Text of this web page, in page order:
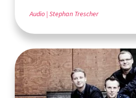
Audio Stephan Trescher